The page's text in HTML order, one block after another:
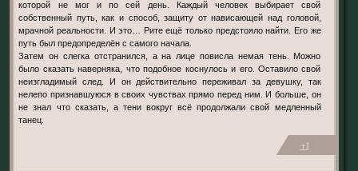
которой не мог и по сей день. Каждый человек выбирает свой
собственный путь, как и способ, защиту от нависающей над головой,
мрачной реальности. И это… Рите ещё только предстояло найти. Его же
путь был предопределён с самого начала.
Затем он слегка отстранился, а на лице повисла немая тень. Можно
было сказать наверняка, что подобное коснулось и его. Оставило свой
неизгладимый след. И он действительно переживал за девушку, так
нелепо признавшуюся в своих чувствах прямо перед ним. И больше, он
не знал что сказать, а тени вокруг всё продолжали свой медленный
танец.
+1